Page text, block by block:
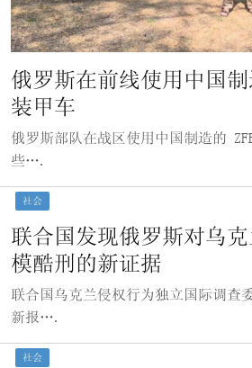
俄罗斯在前线使用中国
装甲车
俄罗斯部队在战区使用中国制造的
些….
社会
联合国发现俄罗斯对乌
模酷刑的新证据
联合国乌克兰侵权行为独立国际调查
新报….
社会